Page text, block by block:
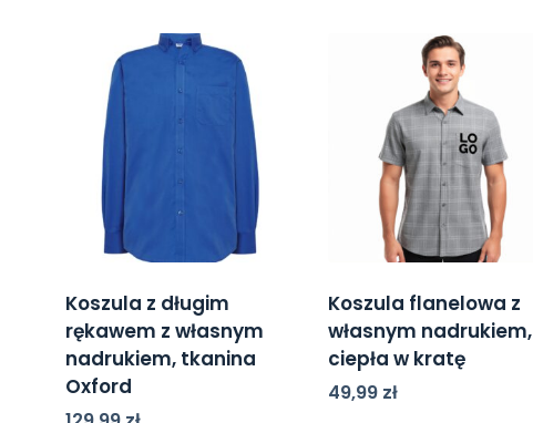
Koszula z długim
rękawem z własnym
nadrukiem, tkanina
Oxford
Koszula flanelowa z
własnym nadrukiem,
ciepła w kratę
49,99 zł